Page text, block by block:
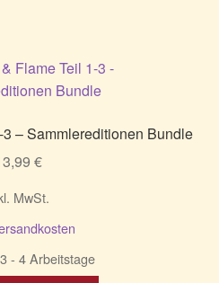
– Sammlereditionen Bundle
€
MwSt.
3 - 4 Arbeitstage